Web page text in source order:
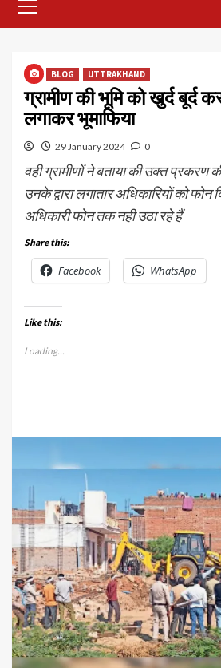
Menu
BLOG UTTRAKHAND
ग्रामीण की भूमि को खुर्द बूर्द
लगाकर भूमाफिया
29 January 2024 0
वही ग्रामीणों ने बताया की उक्त प्रकरण
उनके द्वारा लगातार अधिकारियों को फोन
अधिकारी फोन तक नही उठा रहे हैं
Share this:
Facebook WhatsApp
Like this:
Loading...